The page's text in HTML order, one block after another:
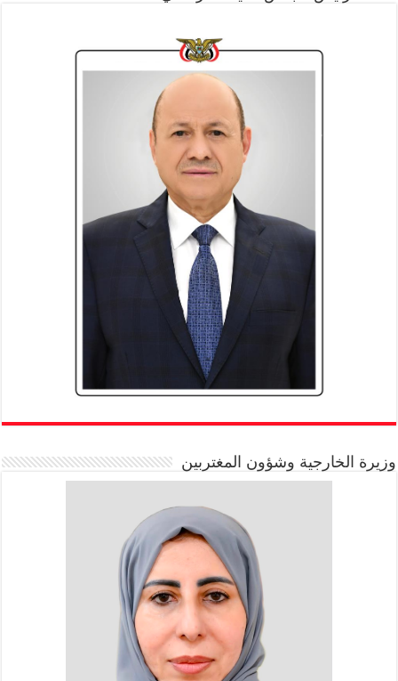
وزيرة الخارجية وشؤون المغتربين